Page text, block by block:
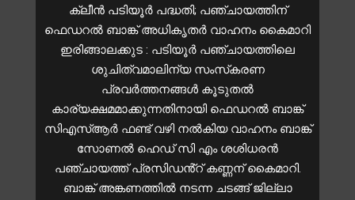
ക്ലീൻ പടിയൂർ പദ്ധതി; പഞ്ചായത്തിന്
ഫെഡറൽ ബാങ്ക് അധികൃതർ വാഹനം കൈമാറി
ഇരിങ്ങാലക്കുട : പടിയൂർ പഞ്ചായത്തിലെ
ശുചിത്വമാലിന്യ സംസ്‌കരണ
പ്രവർത്തനങ്ങൾ കൂടുതൽ
കാര്യക്ഷമമാക്കുന്നതിനായി ഫെഡറൽ ബാങ്ക്
സിഎസ്ആർ ഫണ്ട് വഴി നൽകിയ വാഹനം ബാങ്ക്
സോണൽ ഹെഡ് സി എം ശശിധരൻ
പഞ്ചായത്ത് പ്രസിഡൻ്റ് കണ്ണന് കൈമാറി.
ബാങ്ക് അങ്കണത്തിൽ നടന്ന ചടങ്ങ് ജില്ലാ